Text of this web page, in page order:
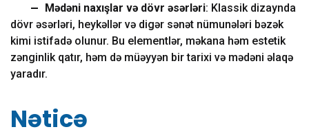
Mədəni naxışlar və dövr əsərləri: Klassik dizaynda
dövr əsərləri, heykəllər və digər sənət nümunələri bəzək
kimi istifadə olunur. Bu elementlər, məkana həm estetik
zənginlik qatır, həm də müəyyən bir tarixi və mədəni əlaqə
yaradır.
Nəticə